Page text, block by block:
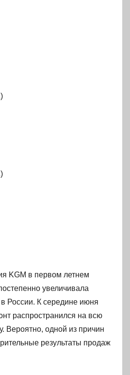
KGM в первом летнем
увеличивала
России. К середине июня
распространился на всю
Вероятно, одной из причин
результаты продаж